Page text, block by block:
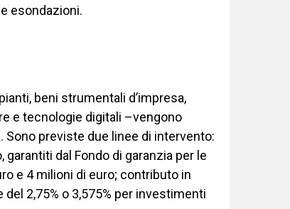
esondazioni.
beni strumentali d’impresa,
e tecnologie digitali –vengono
previste due linee di intervento:
dal Fondo di garanzia per le
e 4 milioni di euro; contributo in
2,75% o 3,575% per investimenti